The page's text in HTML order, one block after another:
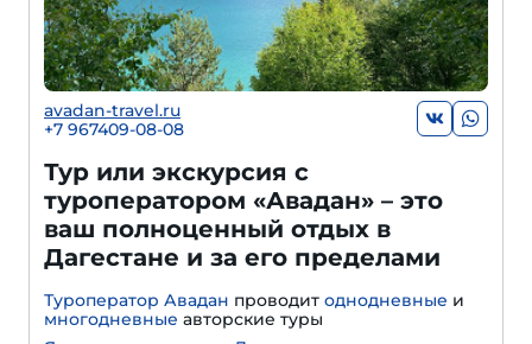
avadan-travel.ru
+7 967409-08-08
Тур или экскурсия с
туроператором «Авадан» – это
ваш полноценный отдых в
Дагестане и за его пределами
Туроператор Авадан проводит однодневные и
многодневные авторские туры